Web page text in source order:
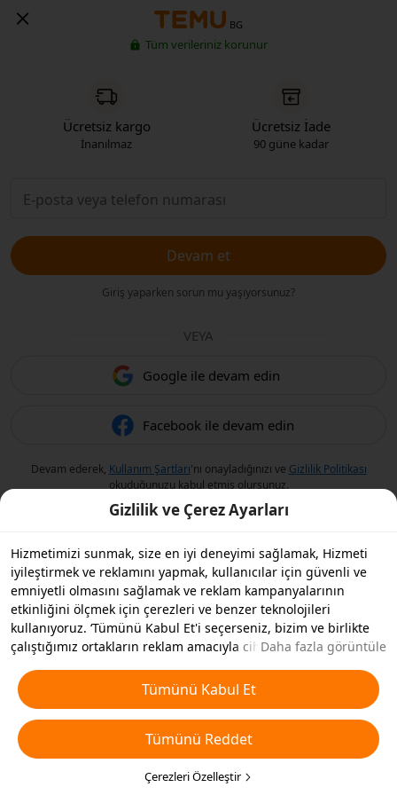
BG
Tüm verileriniz korunur
Ücretsiz kargo
İnanılmaz
Ücretsiz İade
90 güne kadar
Devam et
Giriş yaparken sorun mu yaşıyorsunuz?
VEYA
Google ile devam edin
Facebook ile devam edin
Devam ederek, Kullanım Şartları'nı onayladığınızı ve Gizlilik Politikası
okuduğunuzu kabul etmiş olursunuz.
Gizlilik ve Çerez Ayarları
Hizmetimizi sunmak, size en iyi deneyimi sağlamak, Hizmeti
iyileştirmek ve reklamını yapmak, kullanıcılar için güvenli ve
emniyetli olmasını sağlamak ve reklam kampanyalarının
etkinliğini ölçmek için çerezleri ve benzer teknolojileri
kullanıyoruz. ‘Tümünü Kabul Et'i seçerseniz, bizim ve birlikte
çalıştığımız ortakların reklam amacıyla cihazınızda çerezleri ve
Ayrıca, temel olmayan çerezlerin ’Tümünü Reddedebilir' veya
aşağıdaki ’Çerezleri Özelleştir'i tıklayarak veya gizlilik
ayarlarınızda istediğiniz zaman hangi çerez türlerini kabul
etmek veya devre dışı bırakmak istediğinizi seçebilirsiniz. Daha
fazla detay içinÇerezler ve Benzer Teknolojiler Politikamıza
Daha fazla görüntüle
Tümünü Kabul Et
Tümünü Reddet
Çerezleri Özelleştir